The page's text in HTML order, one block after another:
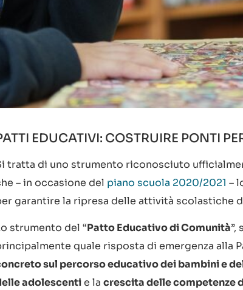
EDUCATIVI: COSTRUIRE PONTI
tratta di uno strumento riconosciuto
– in occasione del piano scuola 2020/2021 –
garantire la ripresa delle attività scolastiche
strumento del “Patto Educativo di Comunità”,
quale risposta di emergenza alla
sul percorso educativo dei bambini e
adolescentie la crescita delle competenze